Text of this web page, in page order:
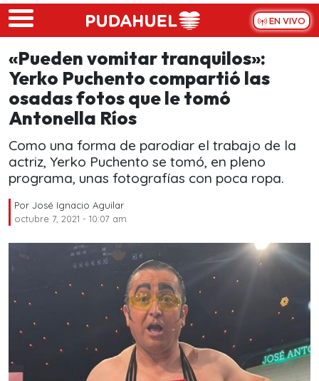
Skip to main content
EN VIVO
«Pueden vomitar tranquilos»:
Yerko Puchento compartió las
osadas fotos que le tomó
Antonella Ríos
Como una forma de parodiar el trabajo de la
actriz, Yerko Puchento se tomó, en pleno
programa, unas fotografías con poca ropa.
Por José Ignacio Aguilar
octubre 7, 2021 - 10:07 am